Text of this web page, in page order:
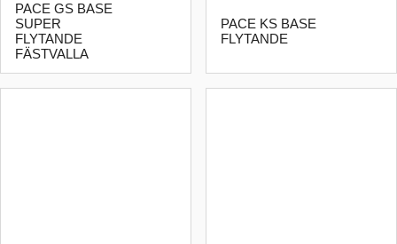
PACE GS BASE
SUPER
FLYTANDE
FÄSTVALLA
PACE KS BASE
FLYTANDE